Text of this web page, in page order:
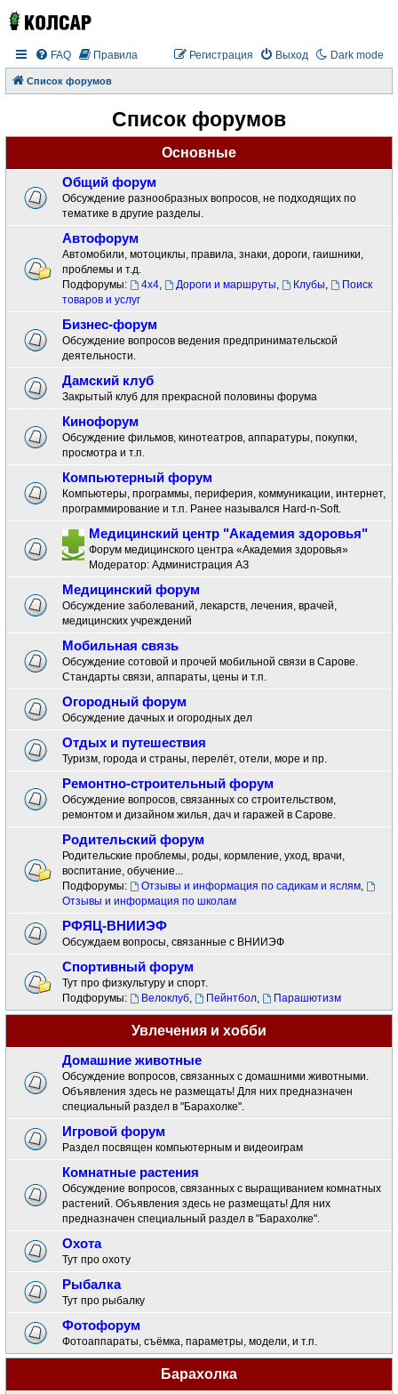
Dark mode
FAQ Правила Выход
Регистрация
Список форумов
Список форумов
Основные
Общий форум
Обсуждение разнообразных вопросов, не подходящих по
тематике в другие разделы.
Автофорум
Автомобили, мотоциклы, правила, знаки, дороги, гаишники,
проблемы и т.д.
Подфорумы:
4x4, Дороги и маршруты, Клубы,
Поиск
товаров и услуг
Бизнес-форум
Обсуждение вопросов ведения предпринимательской
деятельности.
Дамский клуб
Закрытый клуб для прекрасной половины форума
Кинофорум
Обсуждение фильмов, кинотеатров, аппаратуры, покупки,
просмотра и т.п.
Компьютерный форум
Компьютеры, программы, периферия, коммуникации, интернет,
программирование и т.п. Ранее назывался Hard-n-Soft.
Медицинский центр "Академия здоровья"
Форум медицинского центра «Академия здоровья»
Модератор: Администрация АЗ
Медицинский форум
Обсуждение заболеваний, лекарств, лечения, врачей,
медицинских учреждений
Мобильная связь
Обсуждение сотовой и прочей мобильной связи в Сарове.
Стандарты связи, аппараты, цены и т.п.
Огородный форум
Обсуждение дачных и огородных дел
Отдых и путешествия
Туризм, города и страны, перелёт, отели, море и пр.
Ремонтно-строительный форум
Обсуждение вопросов, связанных со строительством,
ремонтом и дизайном жилья, дач и гаражей в Сарове.
Родительский форум
Родительские проблемы, роды, кормление, уход, врачи,
воспитание, обучение...
Подфорумы:
Отзывы и информация по садикам и яслям,
Отзывы и информация по школам
РФЯЦ-ВНИИЭФ
Обсуждаем вопросы, связанные с ВНИИЭФ
Спортивный форум
Тут про физкультуру и спорт.
Подфорумы:
Велоклуб, Пейнтбол, Парашютизм
Увлечения и хобби
Домашние животные
Обсуждение вопросов, связанных с домашними животными.
Объявления здесь не размещать! Для них предназначен
специальный раздел в "Барахолке".
Игровой форум
Раздел посвящен компьютерным и видеоиграм
Комнатные растения
Обсуждение вопросов, связанных с выращиванием комнатных
растений. Объявления здесь не размещать! Для них
предназначен специальный раздел в "Барахолке".
Охота
Тут про охоту
Рыбалка
Тут про рыбалку
Фотофорум
Фотоаппараты, съёмка, параметры, модели, и т.п.
Барахолка